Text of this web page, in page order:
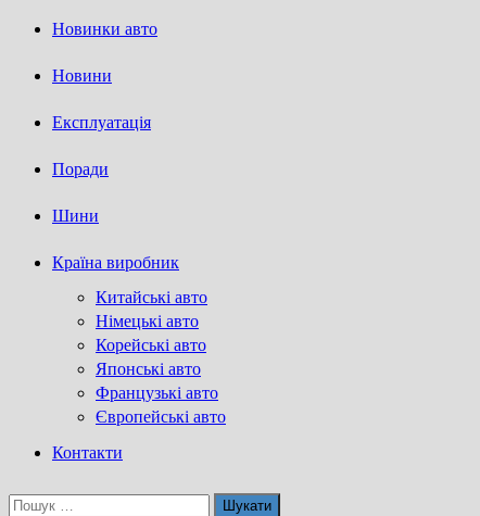
Новинки авто
Новини
Експлуатація
Поради
Шини
Країна виробник
Китайські авто
Німецькі авто
Корейські авто
Японські авто
Французькі авто
Європейські авто
Контакти
Пошук: